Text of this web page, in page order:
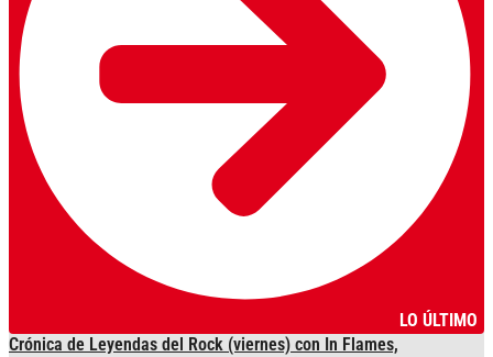
LO ÚLTIMO
Crónica de Leyendas del Rock (viernes) con In Flames,